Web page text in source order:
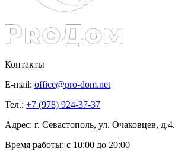
Контакты
E-mail: office@pro-dom.net
Тел.: +7 (978) 924-37-37
Адрес: г. Севастополь, ул. Очаковцев, д.4.
Время работы: с 10:00 до 20:00